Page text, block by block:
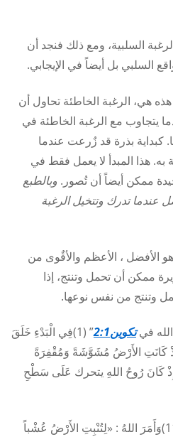
السلبية، ومع ذلك فنجد أن
السلبي بل أيضاً في الإيجابي.
هي، الرغبة الخاطئة تحاول أن
يتجاوب مع الرغبة الخاطئة في
كبداية بذرة قد زٌرعت عندما
به. هذا المبدأ لا يعمل فقط في
ممكن أيضاً أن تُصور. وبالطبع
عندما تدرك وتتخيل الرغبة
الأفضل ، الأعظم والأقٌوى من
ممكن أن تحمل وتنتج، إذا
وتنتج من نفس نوعها.
فيتكوين2:1
” (1)فِي الْبَدْءِ خَلَقَ
وَالأَرْضَ،”(2)وَإِذْ كَانَتِ الأَرْضُ مُشَوَّشَةً وَمُقْفِرَةً
كَانَ رُوحُ اللهِ يتحرك عَلَى سَطْحِ
“(11)وَأَمَرَ اللهُ : «لِتُنْبِتِ الأَرْضُ عُشْباً